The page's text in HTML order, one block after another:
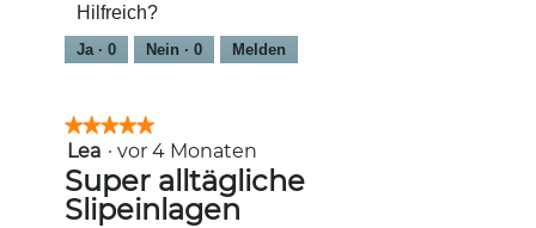
5
Hilfreich?
Ja · 0 Nein · 0 Melden
★★★★★
★★★★★
5
von
5
Sternen.
Lea · vor 4 Monaten
Super alltägliche
Slipeinlagen